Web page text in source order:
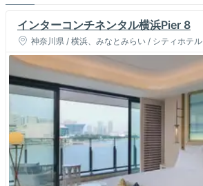
インターコンチネンタル横浜Pier 8
神奈川県 / 横浜、みなとみらい / シティホテル